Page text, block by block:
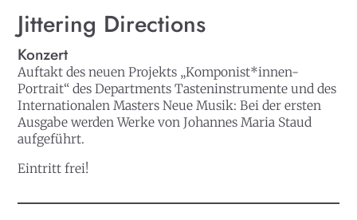
Jittering Directions
Konzert
Auftakt des neuen Projekts „Komponist*innen-
Portrait“ des Departments Tasteninstrumente und des
Internationalen Masters Neue Musik: Bei der ersten
Ausgabe werden Werke von Johannes Maria Staud
aufgeführt.
Eintritt frei!